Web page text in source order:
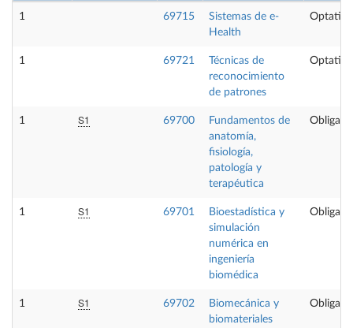
1 69715
Sistemas de e-
Health
Optativa
1 69721
Técnicas de
reconocimiento
de patrones
Optativa
1 S1 69700
Fundamentos de
anatomía,
fisiología,
patología y
terapéutica
1 S1 69701
Bioestadística y
simulación
numérica en
ingeniería
biomédica
1 S1 69702
Biomecánica y
biomateriales